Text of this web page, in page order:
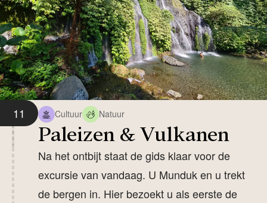
11 Cultuur Natuur
Paleizen & Vulkanen
Na het ontbijt staat de gids klaar voor de
excursie van vandaag. U Munduk en u trekt
de bergen in. Hier bezoekt u als eerste de